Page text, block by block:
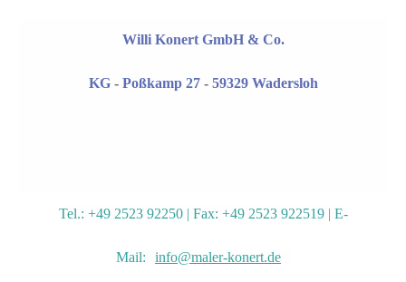
Willi Konert GmbH & Co.
KG- Poßkamp 27- 59329 Wadersloh
Tel.: +49 2523 92250 | Fax: +49 2523 922519 | E-
Mail: info@maler-konert.de